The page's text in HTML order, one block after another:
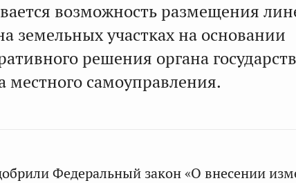
возможность размещения
земельных участках на основании
решения органа
местного самоуправления.
Федеральный закон «О внесении